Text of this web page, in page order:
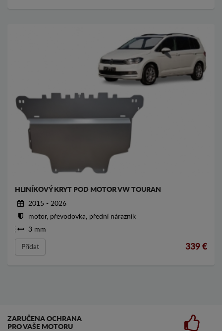
HLINÍKOVÝ KRYT POD MOTOR VW TOURAN
2015 - 2026
motor, převodovka, přední nárazník
3 mm
Přídat 339 €
ZARUČENA OCHRANA
PRO VAŠE MOTORU